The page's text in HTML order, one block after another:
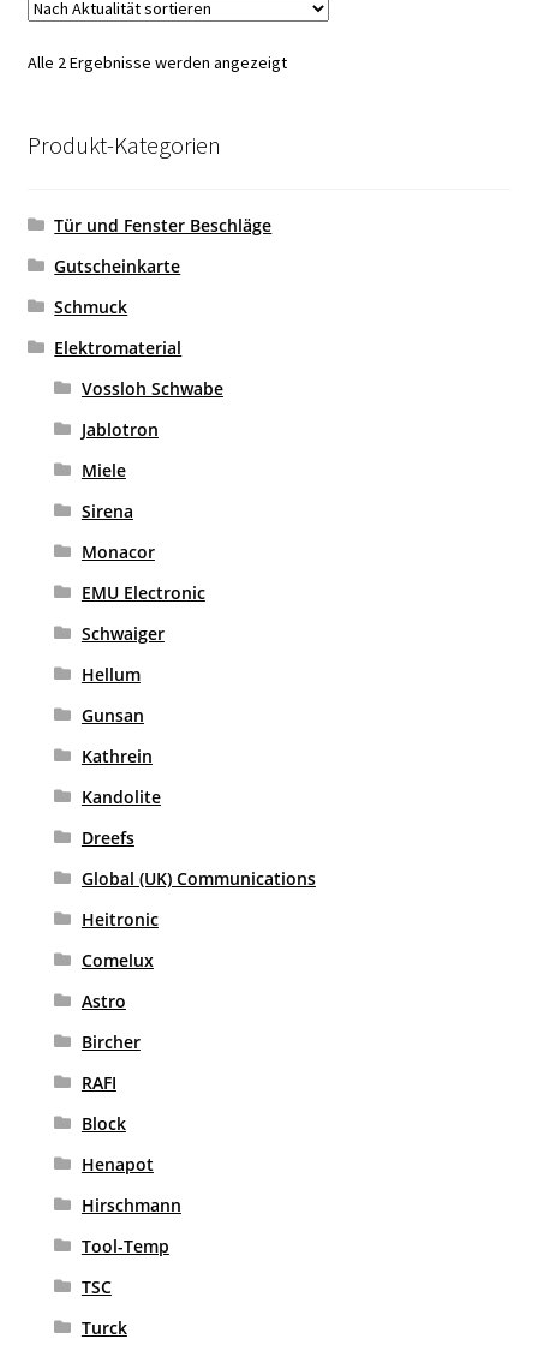
Alle 2 Ergebnisse werden angezeigtNach
Produkt-Kategorien
Tür und Fenster Beschläge
Gutscheinkarte
Schmuck
Elektromaterial
Vossloh Schwabe
Jablotron
Miele
Sirena
Monacor
EMU Electronic
Schwaiger
Hellum
Gunsan
Kathrein
Kandolite
Dreefs
Global (UK) Communications
Heitronic
Comelux
Astro
Bircher
RAFI
Block
Henapot
Hirschmann
Tool-Temp
TSC
Turck